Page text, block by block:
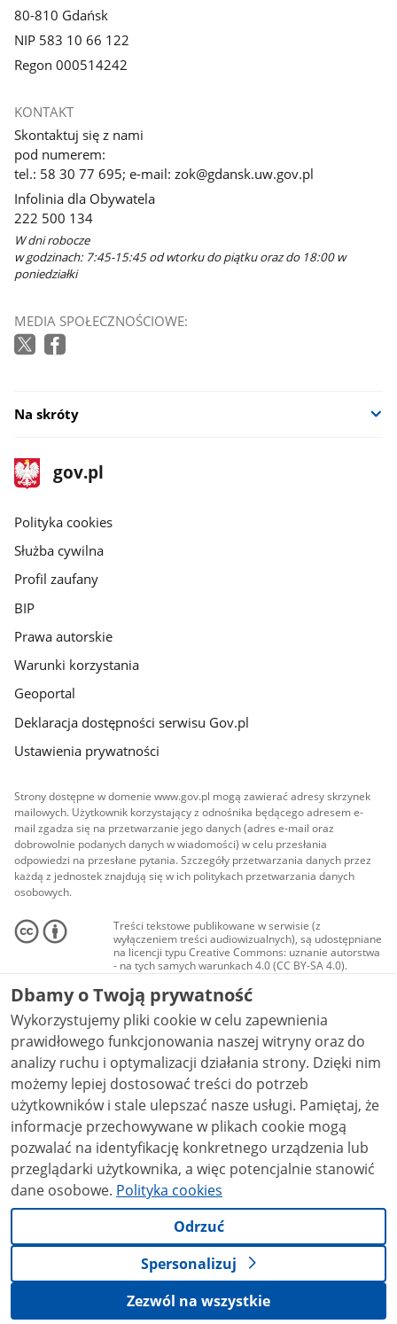
80-810 Gdańsk
NIP 583 10 66 122
Regon 000514242
KONTAKT
Skontaktuj się z nami
pod numerem:
tel.: 58 30 77 695; e-mail: zok@gdansk.uw.gov.pl
Infolinia dla Obywatela
222 500 134
W dni robocze
w godzinach: 7:45-15:45 od wtorku do piątku oraz do 18:00 w
poniedziałki
MEDIA SPOŁECZNOŚCIOWE:
Na skróty
stopka
gov.pl
Strona
gov.pl
gov.pl
Polityka cookies
Służba cywilna
Profil zaufany
BIP
Prawa autorskie
Warunki korzystania
Geoportal
Deklaracja dostępności serwisu Gov.pl
Ustawienia prywatności
Strony dostępne w domenie www.gov.pl mogą zawierać adresy skrzynek
mailowych. Użytkownik korzystający z odnośnika będącego adresem e-
mail zgadza się na przetwarzanie jego danych (adres e-mail oraz
dobrowolnie podanych danych w wiadomości) w celu przesłania
odpowiedzi na przesłane pytania. Szczegóły przetwarzania danych przez
każdą z jednostek znajdują się w ich politykach przetwarzania danych
osobowych.
Treści tekstowe publikowane w serwisie (z
wyłączeniem treści audiowizualnych), są udostępniane
na licencji typu Creative Commons: uznanie autorstwa
- na tych samych warunkach 4.0 (CC BY-SA 4.0).
Materiały audiowizualne, w tym zdjęcia, materiały
audio i wideo, są udostępniane na licencji typu
Creative Commons: uznanie autorstwa użycie
niekomercyjne - bez utworów zależnych 4.0 (CC BY-
NC-ND 4.0), o ile nie jest to stwierdzone inaczej.
Dbamy o Twoją prywatność
Wykorzystujemy pliki cookie w celu zapewnienia
prawidłowego funkcjonowania naszej witryny oraz do
analizy ruchu i optymalizacji działania strony. Dzięki nim
możemy lepiej dostosować treści do potrzeb
użytkowników i stale ulepszać nasze usługi. Pamiętaj, że
informacje przechowywane w plikach cookie mogą
pozwalać na identyfikację konkretnego urządzenia lub
przeglądarki użytkownika, a więc potencjalnie stanowić
dane osobowe. Polityka cookies
Odrzuć
Spersonalizuj
Zezwól na wszystkie